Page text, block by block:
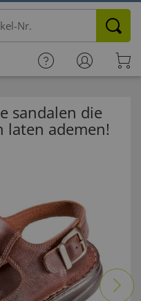
sandalen die
laten ademen!